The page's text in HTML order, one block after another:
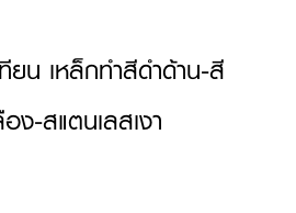
ทียน เหล็กทำสีดำด้าน-สี
ง-สแตนเลสเงา